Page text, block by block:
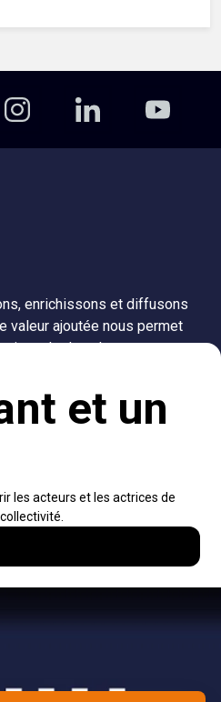
enrichissons et diffusons
valeur ajoutée nous permet
dans leurs
du droit.
Notifications et fils RSS